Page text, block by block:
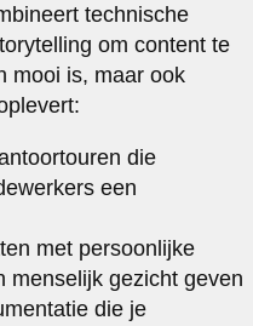
technische
om content te
mooi is, maar ook
die
een
met persoonlijke
menselijk gezicht geven
die je